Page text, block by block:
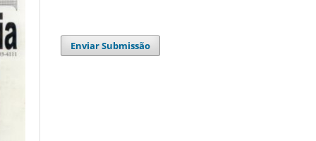
Enviar Submissão